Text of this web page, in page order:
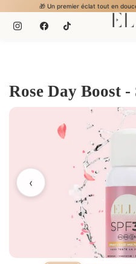
🎁 Un premier éclat tout en douceur : -
Rose Day Boost
‹